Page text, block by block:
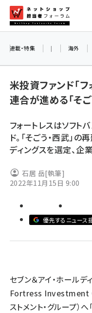
ン
ネッ
yahoo (1905)
楽天 (1873)
アスクル (1122)
ビィ・フォアード
連載・特集 | 海外
米投資ファンド「
連合が進める「そ
フォートレスはソフト
ド。「そごう・西武」
ディングスを選定、
石居 岳[執筆]
2022年11月15日 9:00
優先するニュース
セブン＆アイ・ホールデ
Fortress Investment
ストメント・グループ）